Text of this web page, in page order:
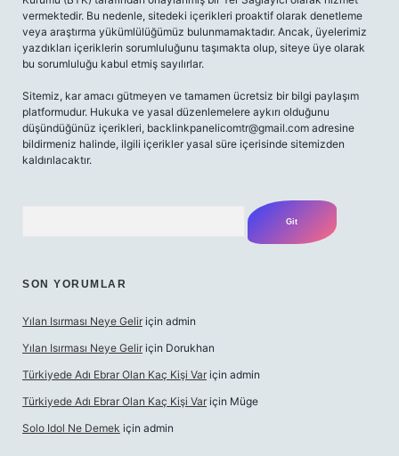
vermektedir. Bu nedenle, sitedeki içerikleri proaktif olarak denetleme
veya araştırma yükümlülüğümüz bulunmamaktadır. Ancak, üyelerimiz
yazdıkları içeriklerin sorumluluğunu taşımakta olup, siteye üye olarak
bu sorumluluğu kabul etmiş sayılırlar.
Sitemiz, kar amacı gütmeyen ve tamamen ücretsiz bir bilgi paylaşım
platformudur. Hukuka ve yasal düzenlemelere aykırı olduğunu
düşündüğünüz içerikleri, backlinkpanelicomtr@gmail.com adresine
bildirmeniz halinde, ilgili içerikler yasal süre içerisinde sitemizden
kaldırılacaktır.
SON YORUMLAR
Yılan Isırması Neye Gelir için admin
Yılan Isırması Neye Gelir için Dorukhan
Türkiyede Adı Ebrar Olan Kaç Kişi Var için admin
Türkiyede Adı Ebrar Olan Kaç Kişi Var için Müge
Solo Idol Ne Demek için admin